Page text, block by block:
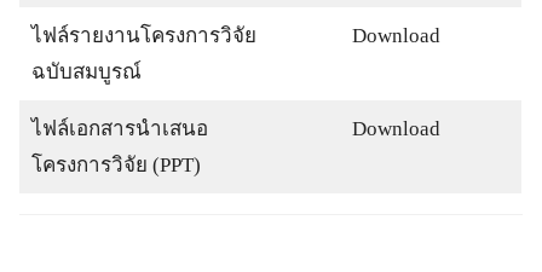
ไฟล์รายงานโครงการวิจัย
ฉบับสมบูรณ์
Download
ไฟล์เอกสารนำเสนอ
โครงการวิจัย (PPT)
Download